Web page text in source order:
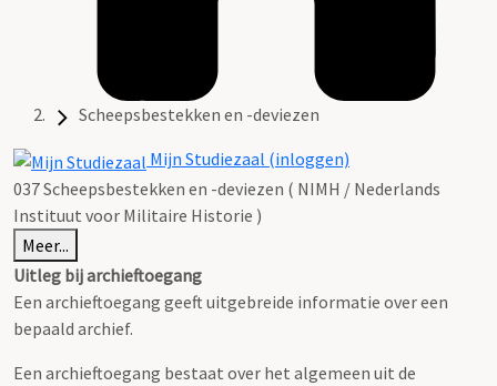
Scheepsbestekken en -deviezen
Mijn Studiezaal (inloggen)
037 Scheepsbestekken en -deviezen ( NIMH / Nederlands
Instituut voor Militaire Historie )
Meer...
Uitleg bij archieftoegang
Een archieftoegang geeft uitgebreide informatie over een
bepaald archief.
Een archieftoegang bestaat over het algemeen uit de